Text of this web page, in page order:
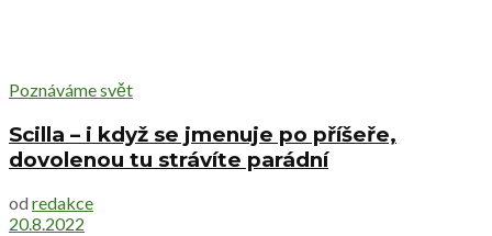
Poznáváme svět
Scilla – i když se jmenuje po příšeře,
dovolenou tu strávíte parádní
od redakce
20.8.2022